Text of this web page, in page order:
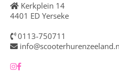
Kerkplein 14
4401 ED Yerseke
0113-750711